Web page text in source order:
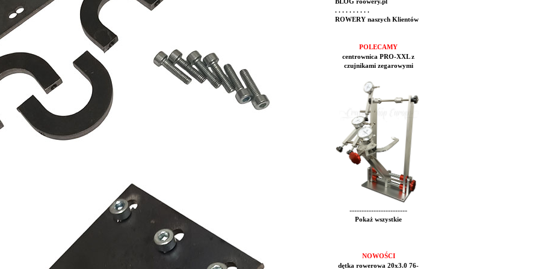
BLOG roowery.pl
. . . . . . . . . .
ROWERY naszych Klientów
POLECAMY
centrownica PRO-XXL z
czujnikami zegarowymi
------------------------
Pokaż wszystkie
NOWOŚCI
dętka rowerowa 20x3.0 76-